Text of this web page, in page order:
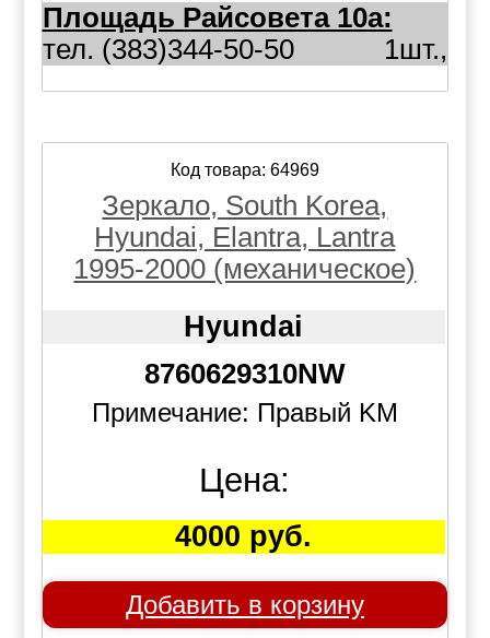
Площадь Райсовета 10а:
1шт.,
тел. (383)344-50-50
Код товара: 64969
Зеркало, South Korea,
Hyundai, Elantra, Lantra
1995-2000 (механическое)
Hyundai
8760629310NW
Примечание: Правый KM
Цена:
4000 руб.
Добавить в корзину